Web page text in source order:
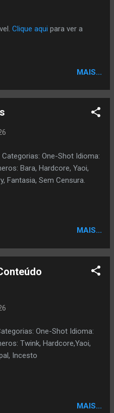
Clique aqui para ver a
MAIS...
One-Shot Idioma:
Bara, Hardcore, Yaoi,
Fantasia, Sem Censura.
MAIS...
One-Shot Idioma:
Twink, Hardcore,Yaoi,
Incesto
MAIS...